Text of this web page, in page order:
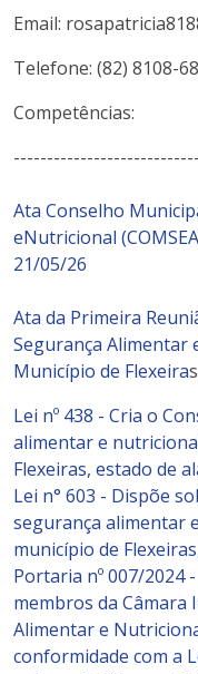
Email:
Telefone: (82) 8108-
Competências:
Ata Conselho
eNutricional
21/05/26
Ata da Primeira
Segurança Alimentar
Município de Flexeira
Lei nº 438 - Cria о
alimentar e
Flexeiras, estado de
Lei n° 603 - Dispõe
segurança alimentar
município de
Portaria nº 007/2024
membros da Câmara
Alimentar e
conformidade com a